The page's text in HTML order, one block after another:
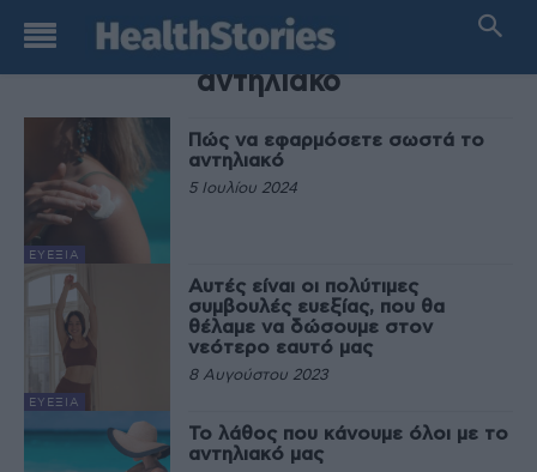
TAG
αντηλιακό
ΕΥΕΞΊΑ
Πώς να εφαρμόσετε σωστά το
αντηλιακό
5 Ιουλίου 2024
ΕΥΕΞΊΑ
Αυτές είναι οι πολύτιμες
συμβουλές ευεξίας, που θα
θέλαμε να δώσουμε στον
νεότερο εαυτό μας
8 Αυγούστου 2023
Το λάθος που κάνουμε όλοι με το
αντηλιακό μας